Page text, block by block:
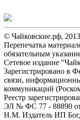
© Чайковские.рф,
Перепечатка
обязательным
Сетевое издание
Зарегистрировано в
связи,
коммуникаций
Реестр
ЭЛ № ФС 77 - 88890 от
Н.М. Издатель ИП